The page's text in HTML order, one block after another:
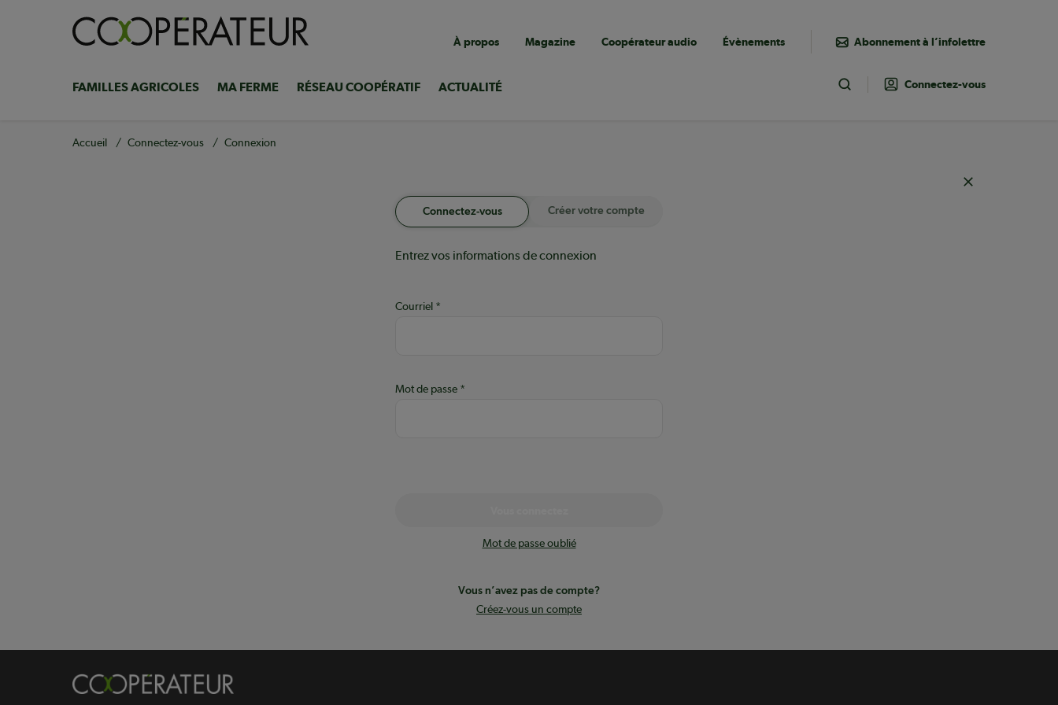
Navigation
utilitaire
À propos Magazine Coopérateur audio Évènements Abonnement à l’infolettre
Navigation
principale
FAMILLES AGRICOLES MA FERME RÉSEAU COOPÉRATIF ACTUALITÉ Toggle Search
Connectez-vous
Fil
Accueil Connectez-vous Connexion
Connectez-vous Créer votre compte
Entrez vos informations de connexion
Courriel
Mot de passe
Mot de passe oublié
Vous n’avez pas de compte?
Créez-vous un compte